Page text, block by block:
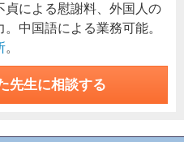
による慰謝料、外国人の
中国語による業務可能。
。
先生に相談する